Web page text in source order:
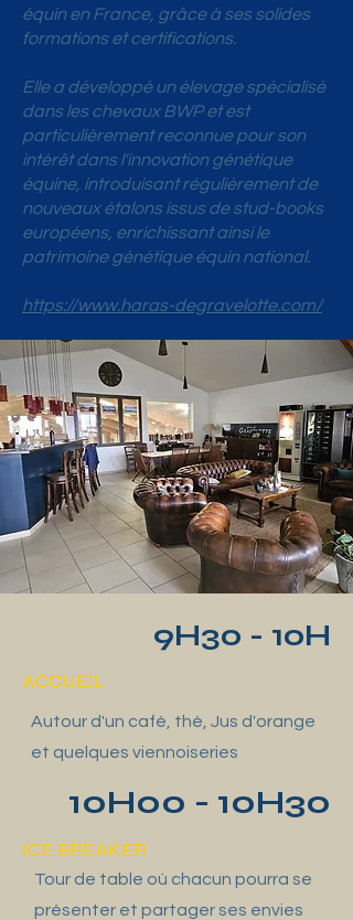
équin en France, grâce à ses solides
formations et certifications.
Elle a développé un élevage spécialisé
dans les chevaux BWP et est
particulièrement reconnue pour son
intérêt dans l'innovation génétique
équine, introduisant régulièrement de
nouveaux étalons issus de stud-books
européens, enrichissant ainsi le
patrimoine génétique équin national.
https://www.haras-degravelotte.com/
9H30 - 10H
ACCUEIL
Autour d'un café, thé, Jus d'orange
et quelques viennoiseries
10H00 - 10H30
ICE BREAKER
Tour de table où chacun pourra se
présenter et partager ses envies